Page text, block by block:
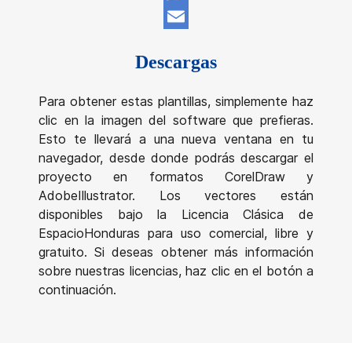
WhatsApp
Descargas
Para obtener estas plantillas, simplemente haz
clic en la imagen del software que prefieras.
Esto te llevará a una nueva ventana en tu
navegador, desde donde podrás descargar el
proyecto en formatos CorelDraw y
AdobeIllustrator. Los vectores están
disponibles bajo la Licencia Clásica de
EspacioHonduras para uso comercial, libre y
gratuito. Si deseas obtener más información
sobre nuestras licencias, haz clic en el botón a
continuación.